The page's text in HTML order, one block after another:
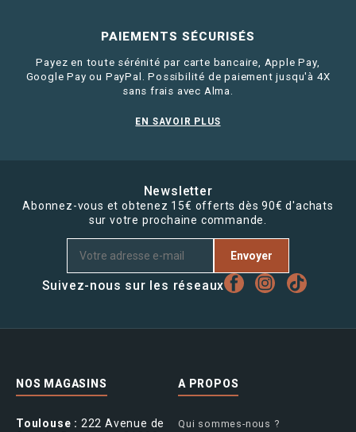
PAIEMENTS SÉCURISÉS
Payez en toute sérénité par carte bancaire, Apple Pay,
Google Pay ou PayPal. Possibilité de paiement jusqu'à 4X
sans frais avec Alma.
EN SAVOIR PLUS
Newsletter
Abonnez-vous et obtenez 15€ offerts dès 90€ d'achats
sur votre prochaine commande.
Envoyer
Suivez-nous sur les réseaux
NOS MAGASINS
Toulouse : 222 Avenue de
A PROPOS
Qui sommes-nous ?